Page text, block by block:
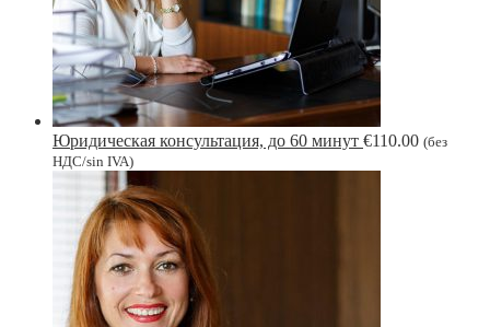
Юридическая консультация, до 60 минут €110.00 (без
НДС/sin IVA)